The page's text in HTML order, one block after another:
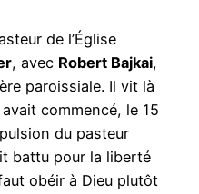
de l’Église
, avec Robert Bajkai,
paroissiale. Il vit là
commencé, le 15
du pasteur
battu pour la liberté
obéir à Dieu plutôt